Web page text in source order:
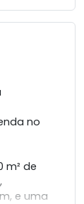
no
m² de
e uma